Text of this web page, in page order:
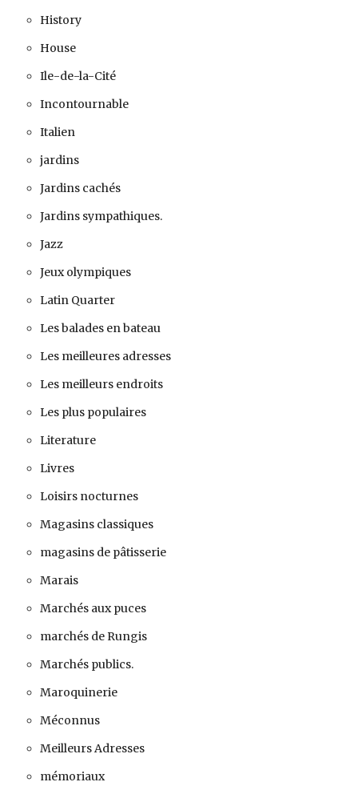
History
House
Ile-de-la-Cité
Incontournable
Italien
jardins
Jardins cachés
Jardins sympathiques.
Jazz
Jeux olympiques
Latin Quarter
Les balades en bateau
Les meilleures adresses
Les meilleurs endroits
Les plus populaires
Literature
Livres
Loisirs nocturnes
Magasins classiques
magasins de pâtisserie
Marais
Marchés aux puces
marchés de Rungis
Marchés publics.
Maroquinerie
Méconnus
Meilleurs Adresses
mémoriaux